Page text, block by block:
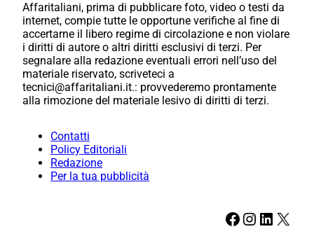
Affaritaliani, prima di pubblicare foto, video o testi da
internet, compie tutte le opportune verifiche al fine di
accertarne il libero regime di circolazione e non violare
i diritti di autore o altri diritti esclusivi di terzi. Per
segnalare alla redazione eventuali errori nell’uso del
materiale riservato, scriveteci a
tecnici@affaritaliani.it.: provvederemo prontamente
alla rimozione del materiale lesivo di diritti di terzi.
Contatti
Policy Editoriali
Redazione
Per la tua pubblicità
Facebook Instagram LinkedIn X